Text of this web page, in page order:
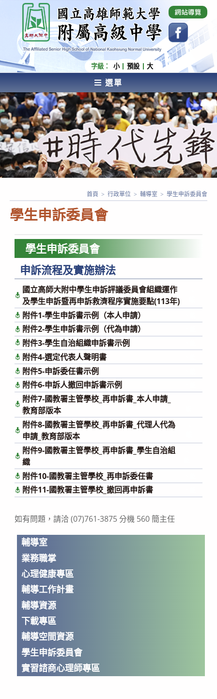
內
容
國立高雄師範大學附屬高級中學 Affiliated Senior
High School of National Kaohsiung Normal
University
字級： 小 預設 大
選單
AFFILIATED SENIOR HIGH SCHOOL OF NATIONAL
KAOHSIUNG NORMAL UNIVERSITY
學生申訴委員會
首頁 > 行政單位 > 輔導室 > 學生申訴委員會
輔導室
業務職掌
心理健康專區
輔導工作計畫
輔導資源
下載專區
輔導空間資源
學生申訴委員會
實習諮商心理師專區
學生申訴委員會
申訴流程及實施辦法
國立高師大附中學生申訴評議委員會組織運作
及學生申訴暨再申訴救濟程序實施要點(113年)
附件1-學生申訴書示例（本人申請）
附件2-學生申訴書示例（代為申請）
附件3-學生自治組織申訴書示例
附件4-選定代表人聲明書
附件5-申訴委任書示例
附件6-申訴人撤回申訴書示例
附件7-國教署主管學校_再申訴書_本人申請_
教育部版本
附件8-國教署主管學校_再申訴書_代理人代為
申請_教育部版本
附件9-國教署主管學校_再申訴書_學生自治組
織
附件10-國教署主管學校_再申訴委任書
附件11-國教署主管學校_撤回再申訴書
如有問題，請洽 (07)761-3875 分機 560 簡主任